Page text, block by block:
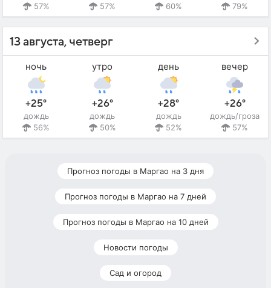
57%
57%
60%
79%
13 августа, четверг
ночь
+25°
дождь
56%
утро
+26°
дождь
50%
день
+28°
дождь
52%
вечер
+26°
дождь/гроза
57%
Прогноз погоды в Маргао на 3 дня
Прогноз погоды в Маргао на 7 дней
Прогноз погоды в Маргао на 10 дней
Новости погоды
Сад и огород